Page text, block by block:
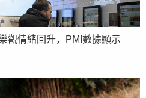
觀情緒回升，PMI數據顯示